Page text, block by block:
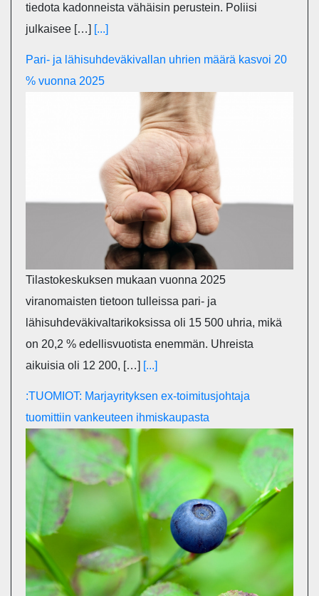
tiedota kadonneista vähäisin perustein. Poliisi
julkaisee […] [...]
Pari- ja lähisuhdeväkivallan uhrien määrä kasvoi 20
% vuonna 2025
Tilastokeskuksen mukaan vuonna 2025
viranomaisten tietoon tulleissa pari- ja
lähisuhdeväkivaltarikoksissa oli 15 500 uhria, mikä
on 20,2 % edellisvuotista enemmän. Uhreista
aikuisia oli 12 200, […] [...]
:TUOMIOT: Marjayrityksen ex-toimitusjohtaja
tuomittiin vankeuteen ihmiskaupasta